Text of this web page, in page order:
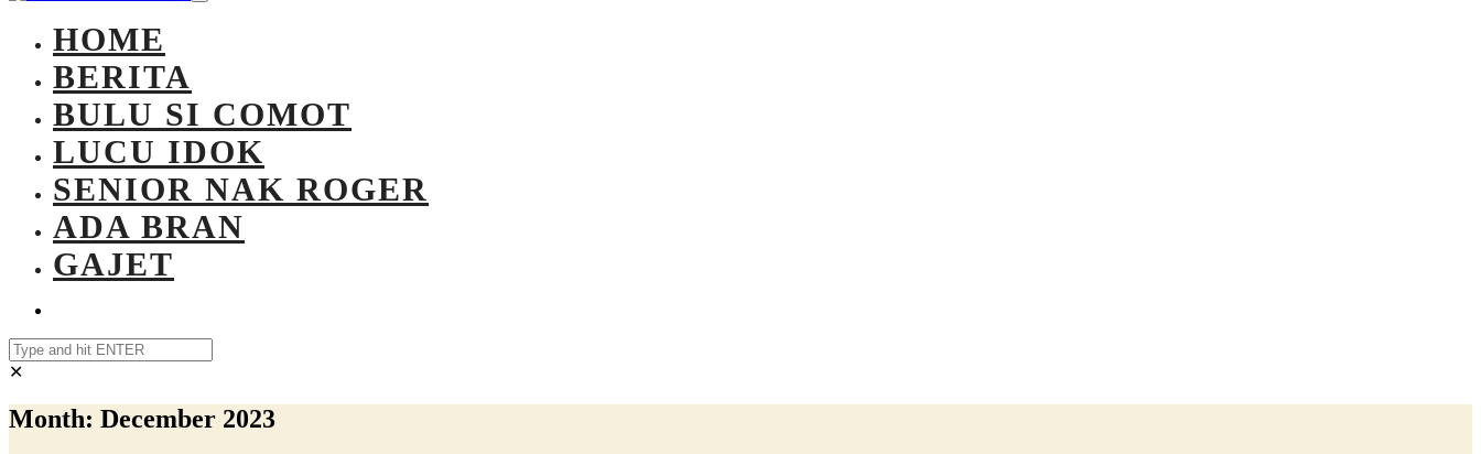
HOME
BERITA
BULU SI COMOT
LUCU IDOK
SENIOR NAK ROGER
ADA BRAN
GAJET
✕
Month: December 2023